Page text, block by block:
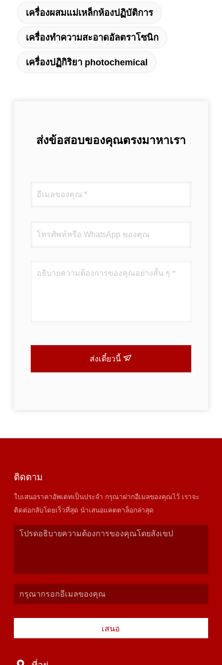
เครื่องผสมแม่เหล็กห้องปฏิบัติการ
เครื่องทำความสะอาดอัลตราโซนิก
เครื่องปฏิกิริยา photochemical
ส่งข้อสอบของคุณตรงมาหาเรา
ส่งเดี๋ยวนี้
ติดตาม
ใบเสนอราคาอัพเดทเป็นประจำ กรุณาฝากอีเมลของคุณไว้ เราจะ
ติดต่อกลับโดยเร็วที่สุด นำเสนอแคตตาล็อกล่าสุด
เสนอ